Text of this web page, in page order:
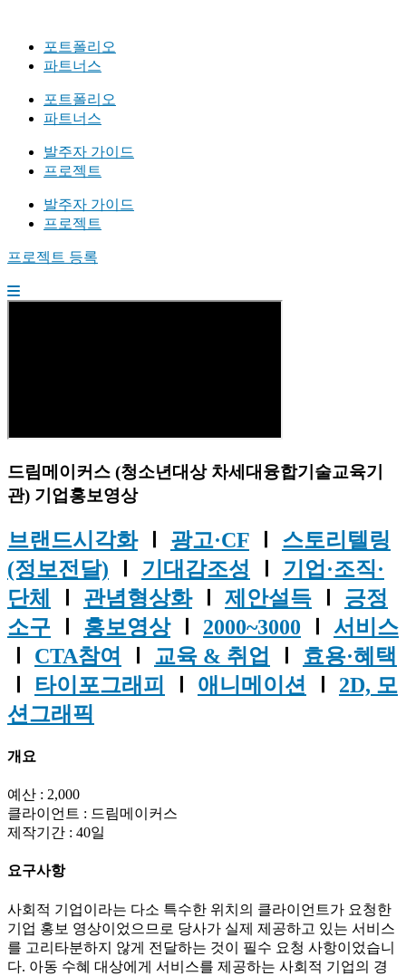
포트폴리오
파트너스
포트폴리오
파트너스
발주자 가이드
프로젝트
발주자 가이드
프로젝트
프로젝트 등록
드림메이커스 (청소년대상 차세대융합기술교육기
관) 기업홍보영상
브랜드시각화Ⅰ 광고·CF
스토리텔링
(정보전달)
기대감조성
기업·조직·
단체
관념형상화Ⅰ 제안설득
긍정
소구
홍보영상Ⅰ 2000~3000
서비스
CTA참여 교육 & 취업
효용·혜택
타이포그래피 애니메이션
2D, 모
션그래픽
개요
예산 : 2,000
클라이언트 : 드림메이커스
제작기간 : 40일
요구사항
사회적 기업이라는 다소 특수한 위치의 클라이언트가 요청한
기업 홍보 영상이었으므로 당사가 실제 제공하고 있는 서비스
를 고리타분하지 않게 전달하는 것이 필수 요청 사항이었습니
다. 아동 수혜 대상에게 서비스를 제공하는 사회적 기업의 경